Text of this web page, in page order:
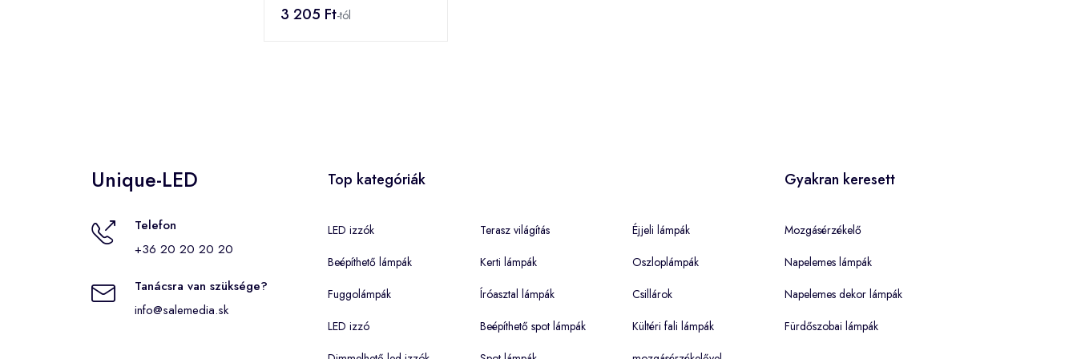
szabványos/meleg
3 205 Ft-tól
Unique-LED
Telefon
+36 20 20 20 20
Tanácsra van szüksége?
info@salemedia.sk
Top kategóriák
LED izzók
Beépíthető lámpák
Fuggolámpák
LED izzó
Terasz világítás
Kerti lámpák
Íróasztal lámpák
Beépíthető spot lámpák
Éjjeli lámpák
Oszloplámpák
Csillárok
Kültéri fali lámpák
Gyakran keresett
Mozgásérzékelő
Napelemes lámpák
Napelemes dekor lámpák
Fürdőszobai lámpák